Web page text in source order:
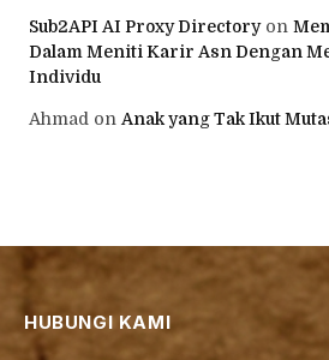
Sub2API AI Proxy Directoryon
Dalam Meniti Karir Asn Dengan
Individu
Ahmad on Anak yang Tak Ikut
HUBUNGI KAMI